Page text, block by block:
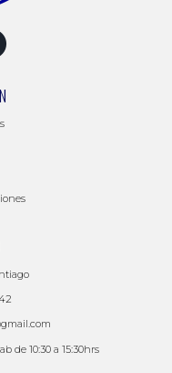
de 10:30 a 15:30hrs